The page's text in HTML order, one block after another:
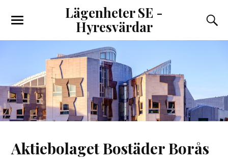
Lägenheter SE -
Hyresvärdar
Aktiebolaget Bostäder Borås